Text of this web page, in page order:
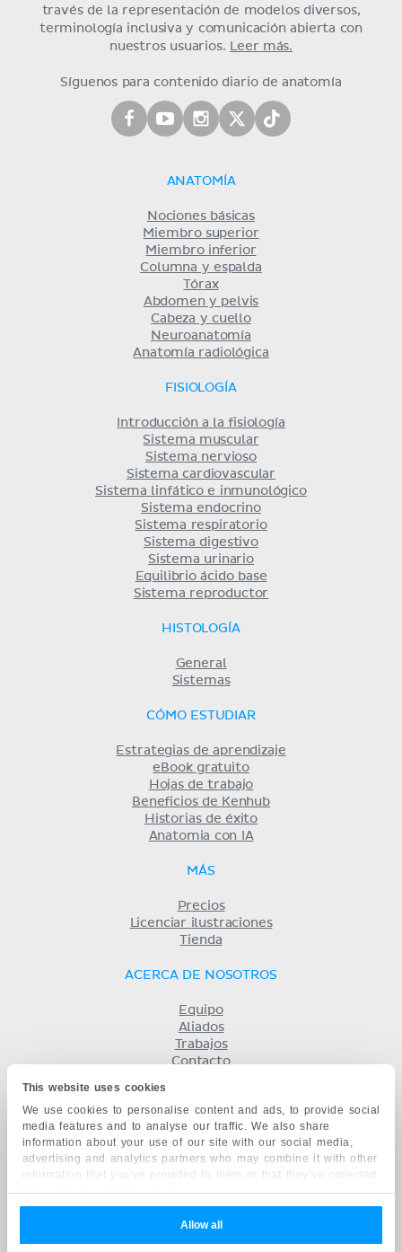
This website uses cookies
We use cookies to personalise content and ads, to provide social
media features and to analyse our traffic. We also share
information about your use of our site with our social media,
advertising and analytics partners who may combine it with other
information that you’ve provided to them or that they’ve collected
from your use of their services.
Allow all
través de la representación de modelos diversos,
terminología inclusiva y comunicación abierta con
nuestros usuarios.
Leer más.
Síguenos para contenido diario de anatomía
ANATOMÍA
Nociones básicas
Miembro superior
Miembro inferior
Columna y espalda
Tórax
Abdomen y pelvis
Cabeza y cuello
Neuroanatomía
Anatomía radiológica
FISIOLOGÍA
Introducción a la fisiología
Sistema muscular
Sistema nervioso
Sistema cardiovascular
Sistema linfático e inmunológico
Sistema endocrino
Sistema respiratorio
Sistema digestivo
Sistema urinario
Equilibrio ácido base
Sistema reproductor
HISTOLOGÍA
General
Sistemas
CÓMO ESTUDIAR
Estrategias de aprendizaje
eBook gratuito
Hojas de trabajo
Beneficios de Kenhub
Historias de éxito
Anatomia con IA
MÁS
Precios
Licenciar ilustraciones
Tienda
ACERCA DE NOSOTROS
Equipo
Aliados
Trabajos
Contacto
Términos y condiciones
Privacidad
KENHUB EN...
English
русский